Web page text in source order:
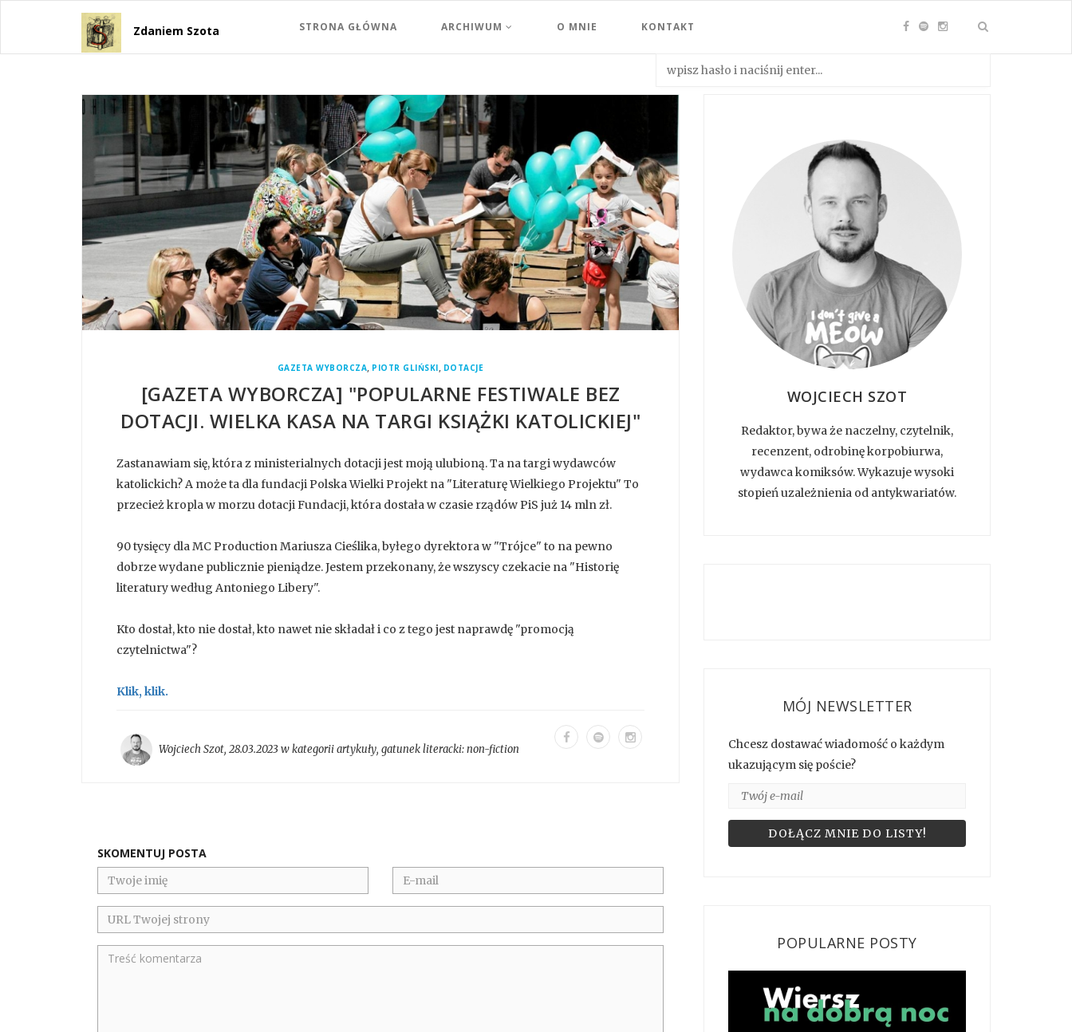
Zdaniem Szota STRONA GŁÓWNA ARCHIWUM O MNIE KONTAKT
GAZETA WYBORCZA, PIOTR GLIŃSKI, DOTACJE
[GAZETA WYBORCZA] "POPULARNE FESTIWALE BEZ
DOTACJI. WIELKA KASA NA TARGI KSIĄŻKI KATOLICKIEJ"
Zastanawiam się, która z ministerialnych dotacji jest moją ulubioną. Ta na targi wydawców
katolickich? A może ta dla fundacji Polska Wielki Projekt na "Literaturę Wielkiego Projektu" To
przecież kropla w morzu dotacji Fundacji, która dostała w czasie rządów PiS już 14 mln zł.
90 tysięcy dla MC Production Mariusza Cieślika, byłego dyrektora w "Trójce" to na pewno
dobrze wydane publicznie pieniądze. Jestem przekonany, że wszyscy czekacie na "Historię
literatury według Antoniego Libery".
Kto dostał, kto nie dostał, kto nawet nie składał i co z tego jest naprawdę "promocją
czytelnictwa"?
Klik, klik.
Wojciech Szot, 28.03.2023 w kategoriiartykuły, gatunek literacki:non-fiction
SKOMENTUJ POSTA
WOJCIECH SZOT
Redaktor, bywa że naczelny, czytelnik,
recenzent, odrobinę korpobiurwa,
wydawca komiksów. Wykazuje wysoki
stopień uzależnienia od antykwariatów.
MÓJ NEWSLETTER
Chcesz dostawać wiadomość o każdym
ukazującym się poście?
POPULARNE POSTY